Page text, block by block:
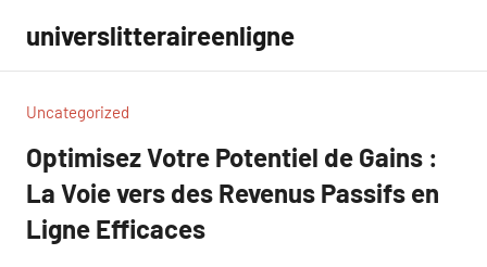
contenu
universlitteraireenligne
Uncategorized
Optimisez Votre Potentiel de Gains :
La Voie vers des Revenus Passifs en
Ligne Efficaces